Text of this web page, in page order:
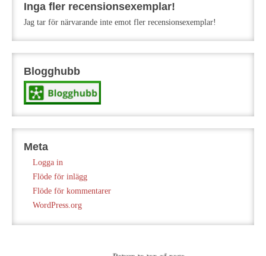
Inga fler recensionsexemplar!
Jag tar för närvarande inte emot fler recensionsexemplar!
Blogghubb
Meta
Logga in
Flöde för inlägg
Flöde för kommentarer
WordPress.org